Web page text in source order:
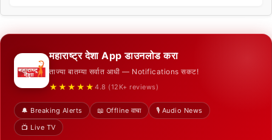
महाराष्ट्र देशा App डाउनलोड करा
ताज्या बातम्या सर्वात आधी — Notifications सकट!
★★★★★ 4.8 (12K+ reviews)
🔔 Breaking Alerts 📖 Offline वाचा
🎙️ Audio News
📺 Live TV